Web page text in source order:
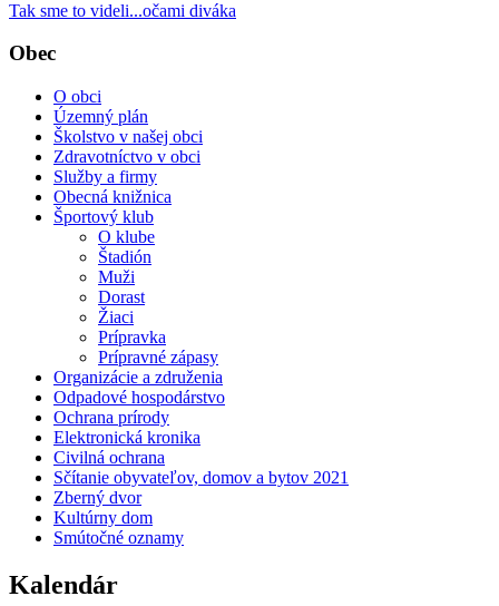
Tak sme to videli...očami diváka
Obec
O obci
Územný plán
Školstvo v našej obci
Zdravotníctvo v obci
Služby a firmy
Obecná knižnica
Športový klub
O klube
Štadión
Muži
Dorast
Žiaci
Prípravka
Prípravné zápasy
Organizácie a združenia
Odpadové hospodárstvo
Ochrana prírody
Elektronická kronika
Civilná ochrana
Sčítanie obyvateľov, domov a bytov 2021
Zberný dvor
Kultúrny dom
Smútočné oznamy
Kalendár